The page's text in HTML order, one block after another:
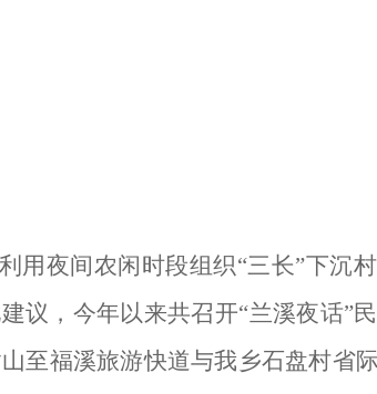
用夜间农闲时段组织“三长”下沉
议，今年以来共召开“兰溪夜话”
至福溪旅游快道与我乡石盘村省